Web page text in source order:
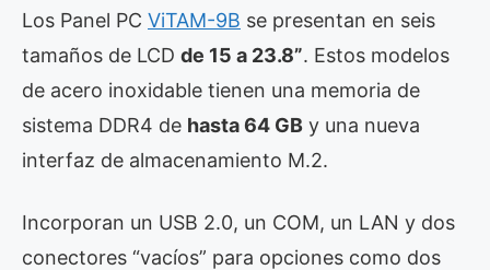
Los Panel PC ViTAM-9B se presentan en seis
tamaños de LCD de 15 a 23.8”. Estos modelos
de acero inoxidable tienen una memoria de
sistema DDR4 de hasta 64 GB y una nueva
interfaz de almacenamiento M.2.
Incorporan un USB 2.0, un COM, un LAN y dos
conectores “vacíos” para opciones como dos